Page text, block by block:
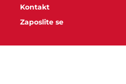
Kontakt
Zaposlite se